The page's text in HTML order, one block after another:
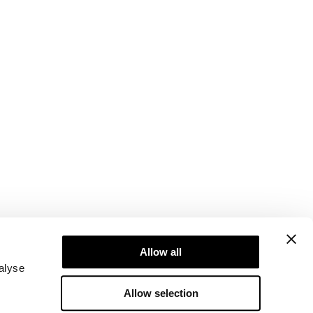
Allow all
Allow selection
Newsletter
Abonner på vores nyhedsbrev! Få eksklusive
tilbud, vores seneste nyheder og meget mere.